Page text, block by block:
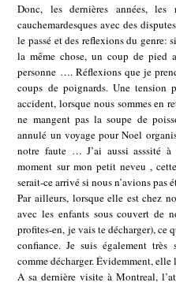
Donc, les dernières années,
cauchemardesques avec des
le passé et des reflexions du genre:
la même chose, un coup de pied
personne …. Réflexions que je
coups de poignards. Une tension
accident, lorsque nous sommes en
ne mangent pas la soupe de
annulé un voyage pour Noel
notre faute … J’ai aussi asssité
moment sur mon petit neveu ,
serait-ce arrivé si nous n’avions pas
Par ailleurs, lorsque elle est chez
avec les enfants sous couvert de
profites-en, je vais te décharger), ce
confiance. Je suis également
comme décharger. Évidemment, elle
A sa dernière visite à Montreal,